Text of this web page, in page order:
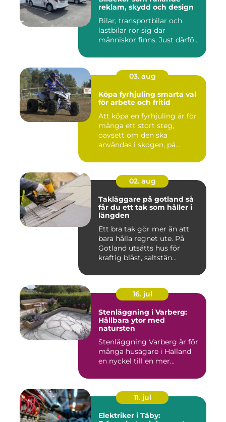
reklam, skydd och design
Bilar, transportbilar och
lastbilar rör sig där
människor finns. Just därfö...
03. aug
Köpa fyrhjuling smarta val
för arbete och fritid
Att köpa en fyrhjuling är för
många ett stort steg,
oavsett om den ska
användas i skogen, på
02. aug
Takläggare på gotland så
får du ett tak som håller i
längden
Ett bra tak gör mer än att
bara hålla regnet ute. På
Gotland utsätts hus för
kraftig blåst, saltstän...
16. jul
Stenläggning i Varberg:
Hållbara ytor med
natursten
Stenläggning Varberg är för
många husägare i Halland
en nyckel till en mer...
11. jul
Elektriker i Täby: